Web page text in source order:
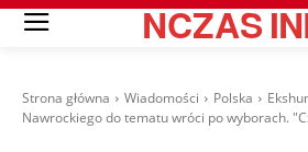
NCZAS
Strona główna Wiadomości Polska
Nawrockiego do tematu wróci po wyborach.